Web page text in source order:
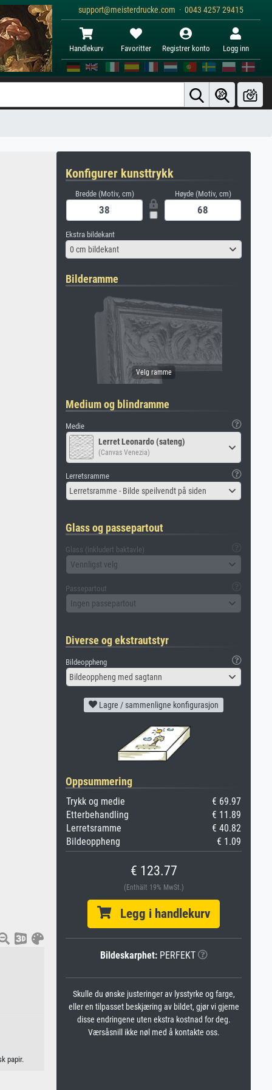
support@meisterdrucke.com · 0043 4257 29415
Handlekurv Favoritter Registrer konto Logg inn
papir.
Konfigurer kunsttrykk
Bredde (Motiv, cm) Høyde (Motiv, cm)
Ekstra bildekant
0 cm bildekant
Bilderamme
Medium og blindramme
Medie
Lerret Leonardo (sateng)
(Canvas Venezia)
Lerretsramme
Lerretsramme - Bilde speilvendt på siden
Glass og passepartout
Glass (inkludert baktavle)
Vennligst velg
Passepartout
Ingen passepartout
Diverse og ekstrautstyr
Bildeoppheng
Bildeoppheng med sagtann
Lagre / sammenligne konfigurasjon
Oppsummering
Trykk og medie
€ 69.97
Etterbehandling
€ 11.89
Lerretsramme
€ 40.82
Bildeoppheng
€ 1.09
€ 123.77
(Enthält 19% MwSt.)
Legg i handlekurv
Bildeskarphet:PERFEKT
Skulle du ønske justeringer av lysstyrke og farge,
eller en tilpasset beskjæring av bildet, gjør vi gjerne
disse endringene uten ekstra kostnad for deg.
Værsåsnill ikke nøl med å kontakte oss.